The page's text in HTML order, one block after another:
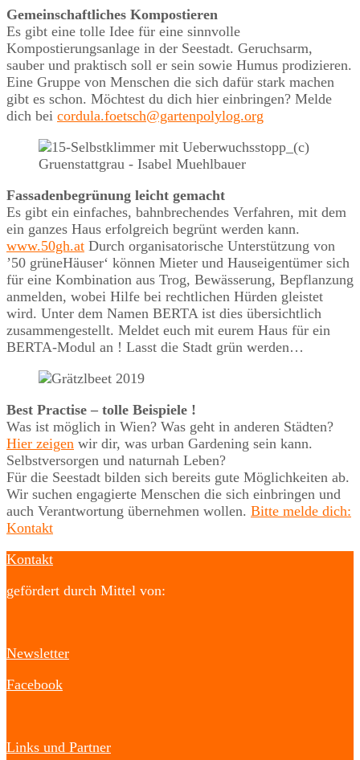
Gemeinschaftliches Kompostieren
Es gibt eine tolle Idee für eine sinnvolle
Kompostierungsanlage in der Seestadt. Geruchsarm,
sauber und praktisch soll er sein sowie Humus prodizieren.
Eine Gruppe von Menschen die sich dafür stark machen
gibt es schon. Möchtest du dich hier einbringen? Melde
dich bei cordula.foetsch@gartenpolylog.org
Fassadenbegrünung leicht gemacht
Es gibt ein einfaches, bahnbrechendes Verfahren, mit dem
ein ganzes Haus erfolgreich begrünt werden kann.
www.50gh.at Durch organisatorische Unterstützung von
’50 grüneHäuser‘ können Mieter und Hauseigentümer sich
für eine Kombination aus Trog, Bewässerung, Bepflanzung
anmelden, wobei Hilfe bei rechtlichen Hürden gleistet
wird. Unter dem Namen BERTA ist dies übersichtlich
zusammengestellt. Meldet euch mit eurem Haus für ein
BERTA-Modul an ! Lasst die Stadt grün werden…
Best Practise – tolle Beispiele !
Was ist möglich in Wien? Was geht in anderen Städten?
Hier zeigen wir dir, was urban Gardening sein kann.
Selbstversorgen und naturnah Leben?
Für die Seestadt bilden sich bereits gute Möglichkeiten ab.
Wir suchen engagierte Menschen die sich einbringen und
auch Verantwortung übernehmen wollen. Bitte melde dich:
Kontakt
Kontakt
gefördert durch Mittel von:
Newsletter
Facebook
Links und Partner